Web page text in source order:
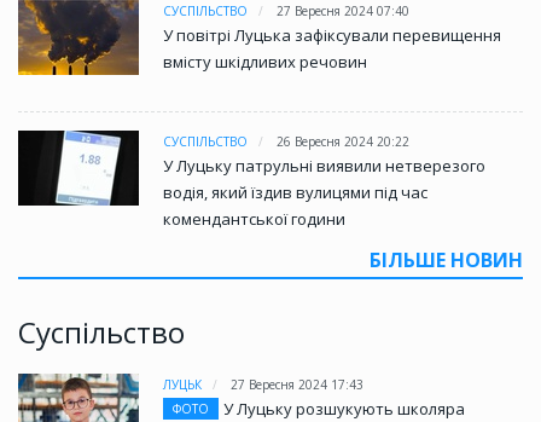
СУСПІЛЬСТВО 27 Вересня 2024 07:40
У повітрі Луцька зафіксували перевищення
вмісту шкідливих речовин
СУСПІЛЬСТВО 26 Вересня 2024 20:22
У Луцьку патрульні виявили нетверезого
водія, який їздив вулицями під час
комендантської години
БІЛЬШЕ НОВИН
Суспільство
ЛУЦЬК
27 Вересня 2024 17:43
ФОТО
У Луцьку розшукують школяра